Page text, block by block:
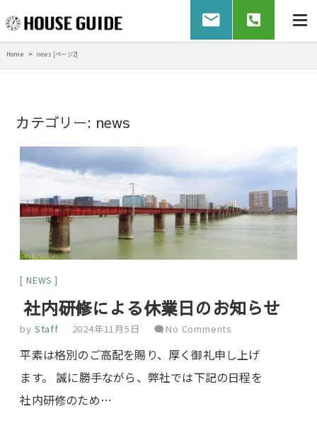
Home news [ページ2]
カテゴリー: news
NEWS
社内研修による休業日のお知らせ
by Staff 2024年11月5日 No Comments
平素は格別のご高配を賜り、厚く御礼申し上げ
ます。 誠に勝手ながら、弊社では下記の日程を
社内研修のため…